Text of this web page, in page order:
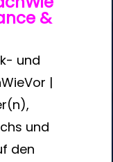
&
und
|
und
den